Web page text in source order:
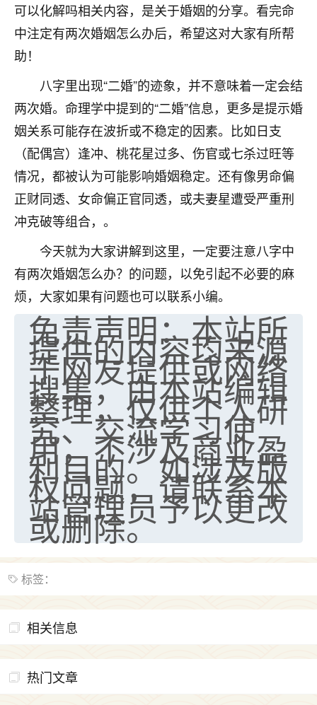
可以化解吗相关内容，是关于婚姻的分享。看完命
中注定有两次婚姻怎么办后，希望这对大家有所帮
助！
八字里出现“二婚”的迹象，并不意味着一定会结
两次婚。命理学中提到的“二婚”信息，更多是提示婚
姻关系可能存在波折或不稳定的因素。比如日支
（配偶宫）逢冲、桃花星过多、伤官或七杀过旺等
情况，都被认为可能影响婚姻稳定。还有像男命偏
正财同透、女命偏正官同透，或夫妻星遭受严重刑
冲克破等组合，。
今天就为大家讲解到这里，一定要注意八字中
有两次婚姻怎么办？的问题，以免引起不必要的麻
烦，大家如果有问题也可以联系小编。
免责声明：本站所
提供的内容均来源
于网友提供或网络
搜集，由本站编辑
整理，仅供个人研
究、交流学习使
用，不涉及商业盈
利目的。如涉及版
权问题，请联系本
站管理员予以更改
或删除。
标签：
相关信息
热门文章
Jessica李
老师做不做超度法事？我想给我奶奶做超度，她今年
七零老顽童：我母亲前年离世，刚开始我经常
做梦梦见她，后来也是朋友介绍，找到慧来老
师，安排了超度法事，做梦再也没有梦到过
了，一开始是半信半疑的，图个心安，给亡母
超度，现在看来，人不信也不行。
2天前 来自云南 11
优秀的张同学
老师收徒吗？？我对这些很感兴趣
2天前 来自山西 15